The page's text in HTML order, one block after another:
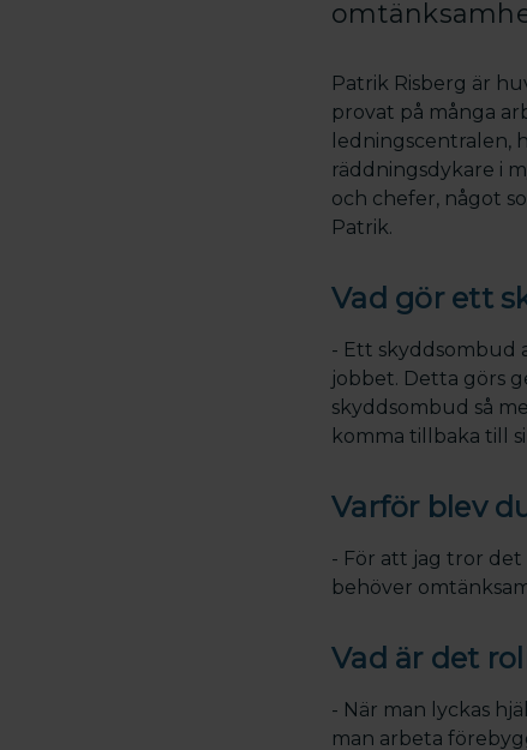
Patrik Risberg är
provat på många
ledningscentralen,
räddningsdykare i
och chefer, något
Patrik.
Vad gör ett
- Ett skyddsombud
jobbet. Detta görs
skyddsombud så
komma tillbaka till
Varför blev
- För att jag tror det
behöver
Vad är det
- När man lyckas
man arbeta